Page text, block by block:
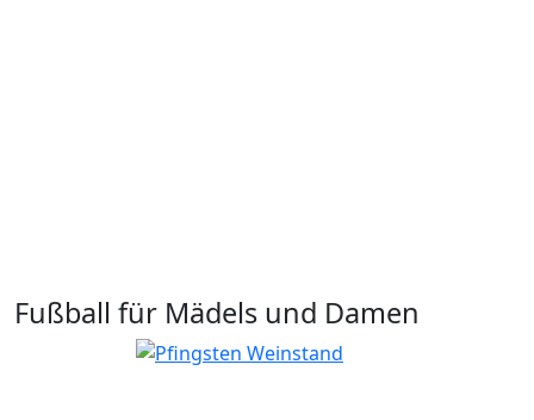
Fußball für Mädels und Damen